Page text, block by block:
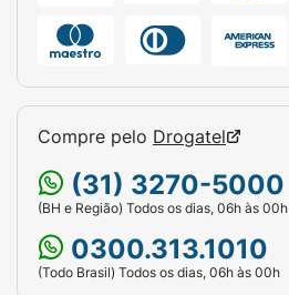
Compre pelo Drogatel
(31) 3270-5000
(BH e Região) Todos os dias, 06h às 00h
0300.313.1010
(Todo Brasil) Todos os dias, 06h às 00h